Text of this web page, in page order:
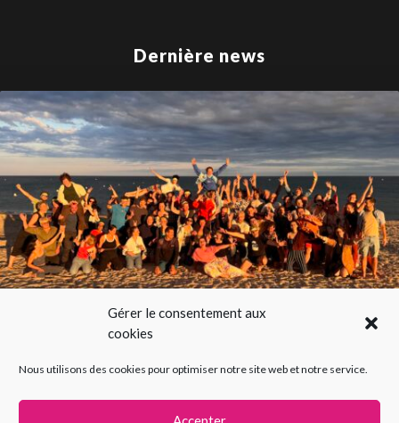
Gérer le consentement aux
cookies
Nous utilisons des cookies pour optimiser notre site web et notre service.
Dernière news